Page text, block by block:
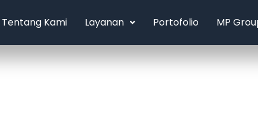
Tentang Kami Layanan Portofolio MP